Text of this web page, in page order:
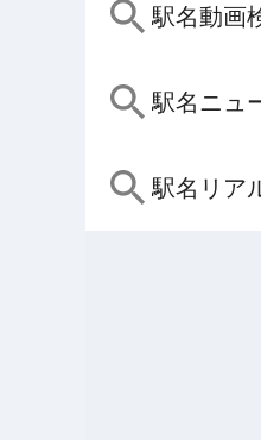
駅名動画
駅名ニュ
駅名リア